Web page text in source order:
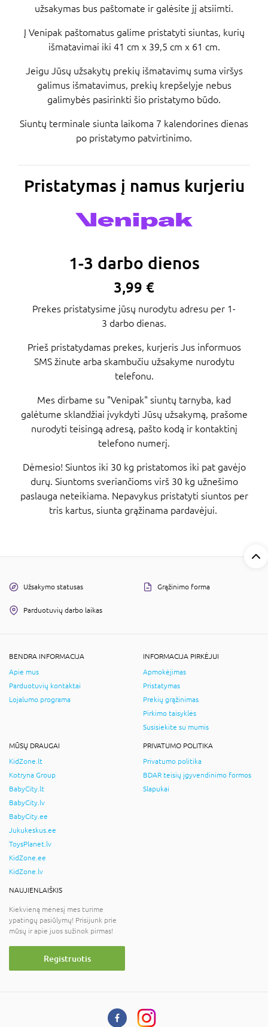
užsakymas bus paštomate ir galėsite jį atsiimti.
Į Venipak paštomatus galime pristatyti siuntas, kurių
išmatavimai iki 41 cm x 39,5 cm x 61 cm.
Jeigu Jūsų užsakytų prekių išmatavimų suma viršys
galimus išmatavimus, prekių krepšelyje nebus
galimybės pasirinkti šio pristatymo būdo.
Siuntų terminale siunta laikoma 7 kalendorines dienas
po pristatymo patvirtinimo.
Pristatymas į namus kurjeriu
1-3 darbo dienos
3,99 €
Prekes pristatysime jūsų nurodytu adresu per 1-
3 darbo dienas.
Prieš pristatydamas prekes, kurjeris Jus informuos
SMS žinute arba skambučiu užsakyme nurodytu
telefonu.
Mes dirbame su "Venipak" siuntų tarnyba, kad
galėtume sklandžiai įvykdyti Jūsų užsakymą, prašome
nurodyti teisingą adresą, pašto kodą ir kontaktinį
telefono numerį.
Dėmesio! Siuntos iki 30 kg pristatomos iki pat gavėjo
durų. Siuntoms sveriančioms virš 30 kg užnešimo
paslauga neteikiama. Nepavykus pristatyti siuntos per
tris kartus, siunta grąžinama pardavėjui.
Užsakymo statusas Grąžinimo forma
Parduotuvių darbo laikas
BENDRA INFORMACIJA
Apie mus
Parduotuvių kontaktai
Lojalumo programa
INFORMACIJA PIRKĖJUI
Apmokėjimas
Pristatymas
Prekių grąžinimas
Pirkimo taisyklės
Susisiekite su mumis
MŪSŲ DRAUGAI
KidZone.lt
Kotryna Group
BabyCity.lt
BabyCity.lv
BabyCity.ee
Jukukeskus.ee
ToysPlanet.lv
KidZone.ee
KidZone.lv
PRIVATUMO POLITIKA
Privatumo politika
BDAR teisių įgyvendinimo formos
Slapukai
NAUJIENLAIŠKIS
Kiekvieną mėnesį mes turime
ypatingų pasiūlymų! Prisijunk prie
mūsų ir apie juos sužinok pirmas!
Registruotis